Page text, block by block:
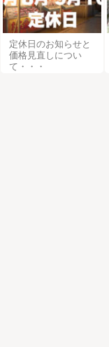
定休日のお知らせと
価格見直しについ
て・・・